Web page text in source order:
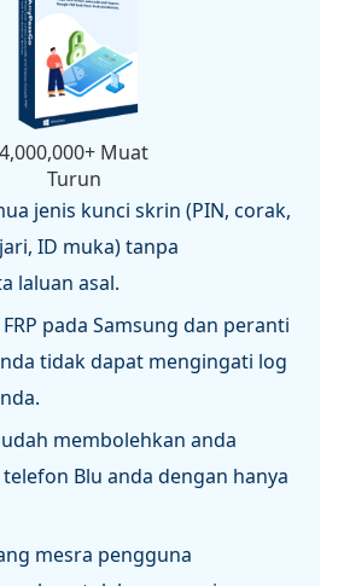
4,000,000+ Muat
Turun
jenis kunci skrin (PIN, corak,
ID muka) tanpa
laluan asal.
pada Samsung dan peranti
tidak dapat mengingati log
membolehkan anda
Blu anda dengan hanya
mesra pengguna